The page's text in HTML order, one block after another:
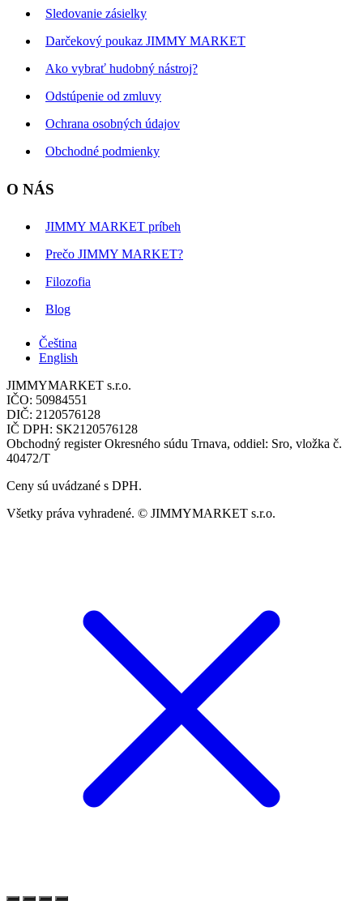
Sledovanie zásielky
Darčekový poukaz JIMMY MARKET
Ako vybrať hudobný nástroj?
Odstúpenie od zmluvy
Ochrana osobných údajov
Obchodné podmienky
O NÁS
JIMMY MARKET príbeh
Prečo JIMMY MARKET?
Filozofia
Blog
Čeština
English
JIMMYMARKET s.r.o.
IČO: 50984551
DIČ: 2120576128
IČ DPH: SK2120576128
Obchodný register Okresného súdu Trnava, oddiel: Sro, vložka č.
40472/T
Ceny sú uvádzané s DPH.
Všetky práva vyhradené. © JIMMYMARKET s.r.o.